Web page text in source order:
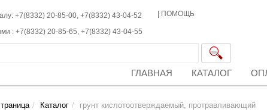
+7(8332) 20-85-00, +7(8332) 43-04-52
: +7(8332) 20-85-65, +7(8332) 43-04-55
ПОМОЩЬ
ГЛАВНАЯ КАТАЛОГ
Каталог грунт кислотоотверждаемый, протравливающий